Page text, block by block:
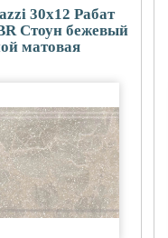
30x12 Рабат
Стоун бежевый
матовая